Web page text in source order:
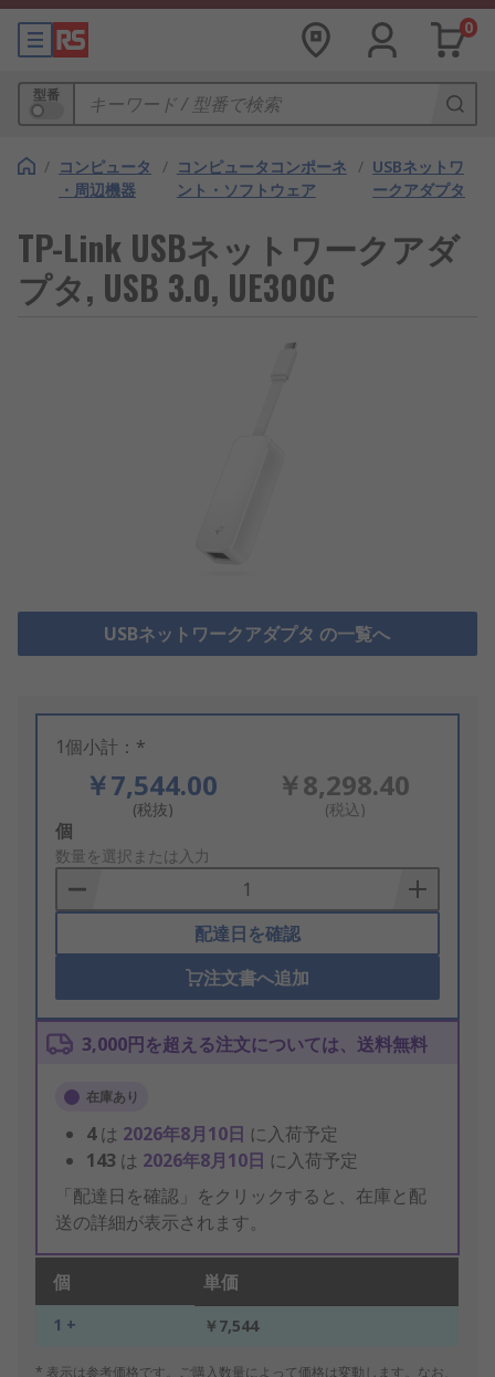
0
型番
/ コンピュータ
・周辺機器
/ コンピュータコンポーネ
ント・ソフトウェア
/ USBネットワ
ークアダプタ
TP-Link USBネットワークアダ
プタ, USB 3.0, UE300C
USBネットワークアダプタ の一覧へ
1個小計：*
￥7,544.00
(税抜)
￥8,298.40
(税込)
Add
to
Basket
個
数量を選択または入力
配達日を確認
注文書へ追加
3,000円を超える注文については、送料無料
在庫あり
4は 2026年8月10日 に入荷予定
143 は 2026年8月10日 に入荷予定
「配達日を確認」をクリックすると、在庫と配
送の詳細が表示されます。
個 単価
1 + ￥7,544
* 表示は参考価格です。ご購入数量によって価格は変動します。なお、